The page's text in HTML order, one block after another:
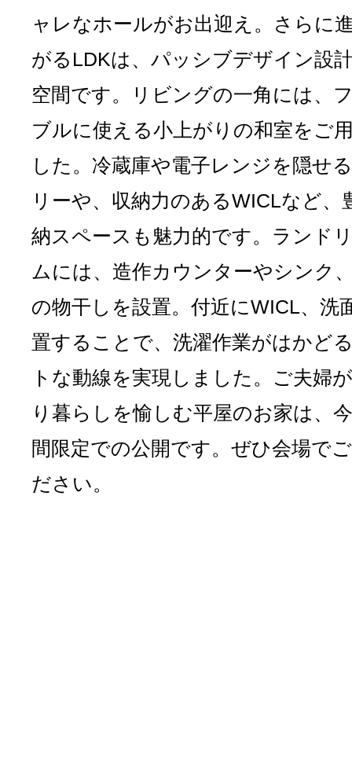
ャレなホールがお出迎え。さらに
がるLDKは、パッシブデザイン設
空間です。リビングの一角には、
ブルに使える小上がりの和室をご
した。冷蔵庫や電子レンジを隠せ
リーや、収納力のあるWICLなど、
納スペースも魅力的です。ランド
ムには、造作カウンターやシンク
の物干しを設置。付近にWICL、洗
置することで、洗濯作業がはかど
トな動線を実現しました。ご夫婦
り暮らしを愉しむ平屋のお家は、
間限定での公開です。ぜひ会場で
ださい。